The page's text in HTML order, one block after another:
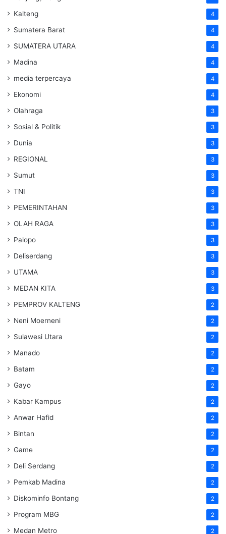
Kalteng 4
Sumatera Barat 4
SUMATERA UTARA 4
Madina 4
media terpercaya 4
Ekonomi 4
Olahraga 3
Sosial & Politik 3
Dunia 3
REGIONAL 3
Sumut 3
TNI 3
PEMERINTAHAN 3
OLAH RAGA 3
Palopo 3
Deliserdang 3
UTAMA 3
MEDAN KITA 3
PEMPROV KALTENG 2
Neni Moerneni 2
Sulawesi Utara 2
Manado 2
Batam 2
Gayo 2
Kabar Kampus 2
Anwar Hafid 2
Bintan 2
Game 2
Deli Serdang 2
Pemkab Madina 2
Diskominfo Bontang 2
Program MBG 2
Medan Metro 2